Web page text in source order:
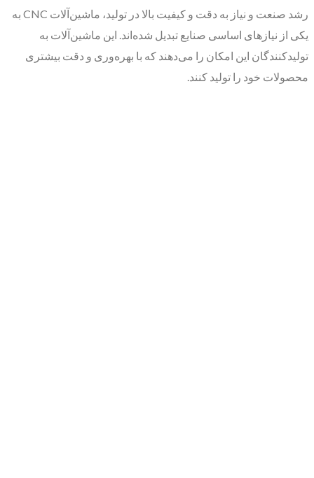
رشد صنعت و نیاز به دقت و کیفیت بالا در تولید، ماشین‌آلات CNC به
یکی از نیازهای اساسی صنایع تبدیل شده‌اند. این ماشین‌آلات به
تولیدکنندگان این امکان را می‌دهند که با بهره‌وری و دقت بیشتری
محصولات خود را تولید کنند.